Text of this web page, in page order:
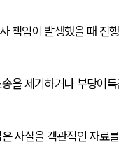
책임이 발생했을 때 진
을 제기하거나 부당이
사실을 객관적인 자료